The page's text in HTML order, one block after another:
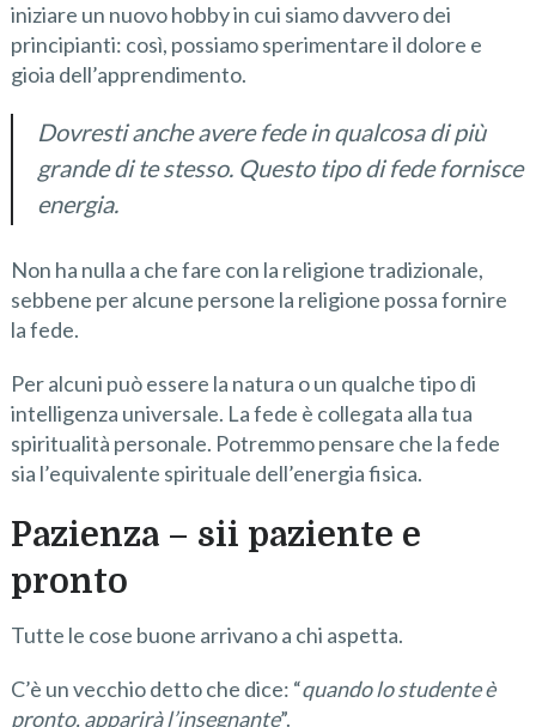
iniziare un nuovo hobby in cui siamo davvero dei
principianti: così, possiamo sperimentare il dolore e
gioia dell’apprendimento.
Dovresti anche avere fede in qualcosa di più
grande di te stesso. Questo tipo di fede fornisce
energia.
Non ha nulla a che fare con la religione tradizionale,
sebbene per alcune persone la religione possa fornire
la fede.
Per alcuni può essere la natura o un qualche tipo di
intelligenza universale. La fede è collegata alla tua
spiritualità personale. Potremmo pensare che la fede
sia l’equivalente spirituale dell’energia fisica.
Pazienza – sii paziente e
pronto
Tutte le cose buone arrivano a chi aspetta.
C’è un vecchio detto che dice: “quando lo studente è
pronto, apparirà l’insegnante”.